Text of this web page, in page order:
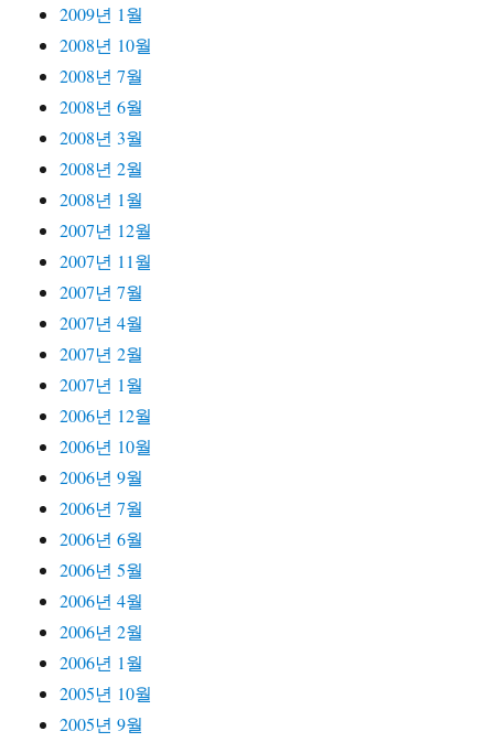
2009년 1월
2008년 10월
2008년 7월
2008년 6월
2008년 3월
2008년 2월
2008년 1월
2007년 12월
2007년 11월
2007년 7월
2007년 4월
2007년 2월
2007년 1월
2006년 12월
2006년 10월
2006년 9월
2006년 7월
2006년 6월
2006년 5월
2006년 4월
2006년 2월
2006년 1월
2005년 10월
2005년 9월